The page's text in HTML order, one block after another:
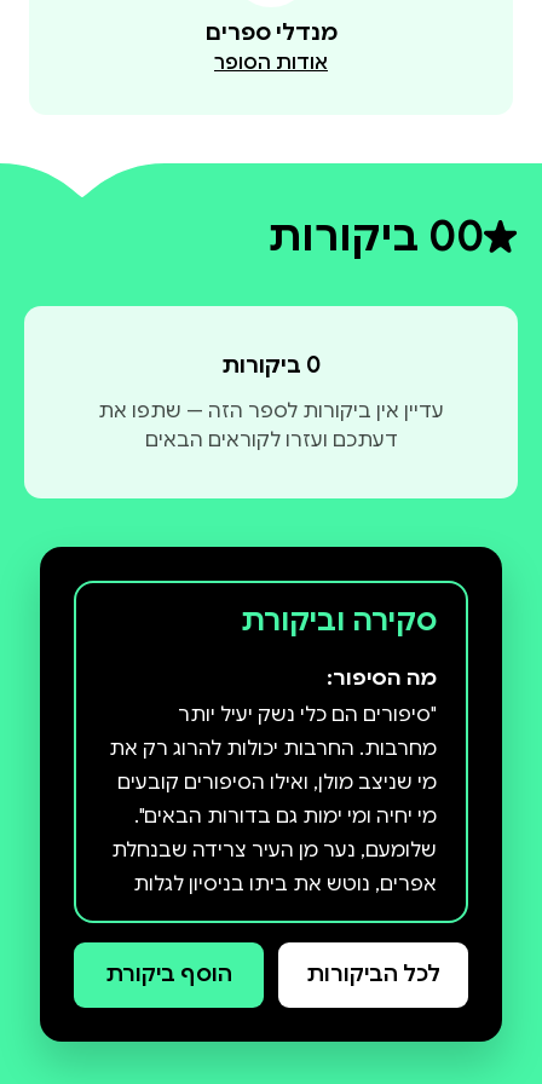
מנדלי ספרים
אודות הסופר
0דירוג ממוצע 0 מתוך 5
0 ביקורות
0 ביקורות
עדיין אין ביקורות לספר הזה — שתפו את
דעתכם ועזרו לקוראים הבאים
סקירה וביקורת
מה הסיפור:
"סיפורים הם כלי נשק יעיל יותר
מחרבות. החרבות יכולות להרוג רק את
מי שניצב מולן, ואילו הסיפורים קובעים
מי יחיה ומי ימות גם בדורות הבאים".
שלומעם, נער מן העיר צרידה שבנחלת
אפרים, נוטש את ביתו בניסיון לגלות
את הפתרון לסודות שמעיקים עליו
מילדותו. בשיאו של מסע מיוסר הוא
פוגש את "הנסיכה המשוגעת" ומגלה
לכל הביקורות הוסף ביקורת